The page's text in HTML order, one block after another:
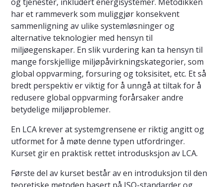
har et rammeverk som muliggjør konsekvent
sammenligning av ulike systemløsninger og
alternative teknologier med hensyn til
miljøegenskaper. En slik vurdering kan ta hensyn til
mange forskjellige miljøpåvirkningskategorier, som
global oppvarming, forsuring og toksisitet, etc. Et så
bredt perspektiv er viktig for å unngå at tiltak for å
redusere global oppvarming forårsaker andre
betydelige miljøproblemer.
En LCA krever at systemgrensene er riktig angitt og
utformet for å møte denne typen utfordringer.
Kurset gir en praktisk rettet introdusksjon av LCA.
Første del av kurset består av en introduksjon til den